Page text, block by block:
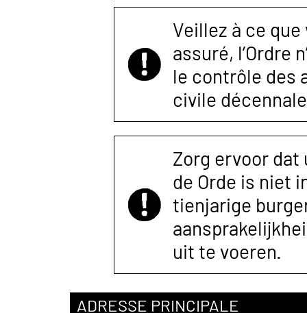
Veillez à ce
assuré, l’Ordre
le contrôle des
civile
Zorg ervoor
de Orde is niet
tienjarige
uit te voeren.
ADRESSE PRINCIPALE